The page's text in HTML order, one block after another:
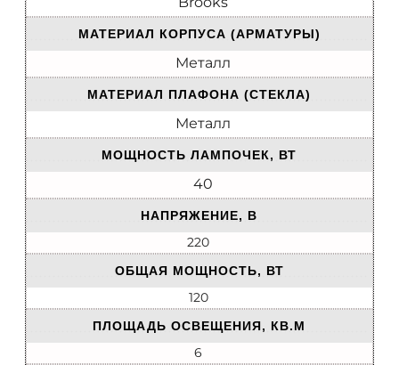
МАТЕРИАЛ КОРПУСА (АРМАТУРЫ)
Металл
МАТЕРИАЛ ПЛАФОНА (СТЕКЛА)
Металл
МОЩНОСТЬ ЛАМПОЧЕК, ВТ
40
НАПРЯЖЕНИЕ, В
220
ОБЩАЯ МОЩНОСТЬ, ВТ
120
ПЛОЩАДЬ ОСВЕЩЕНИЯ, КВ.М
6